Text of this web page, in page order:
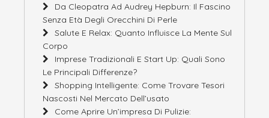
Da Cleopatra Ad Audrey Hepburn: Il Fascino
Senza Età Degli Orecchini Di Perle
Salute E Relax: Quanto Influisce La Mente Sul
Corpo
Imprese Tradizionali E Start Up: Quali Sono
Le Principali Differenze?
Shopping Intelligente: Come Trovare Tesori
Nascosti Nel Mercato Dell’usato
Come Aprire Un’impresa Di Pulizie: